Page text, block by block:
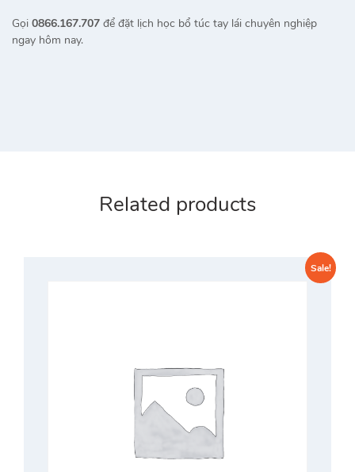
Gọi 0866.167.707 để đặt lịch học bổ túc tay lái chuyên nghiệp
ngay hôm nay.
Related products
Sale!